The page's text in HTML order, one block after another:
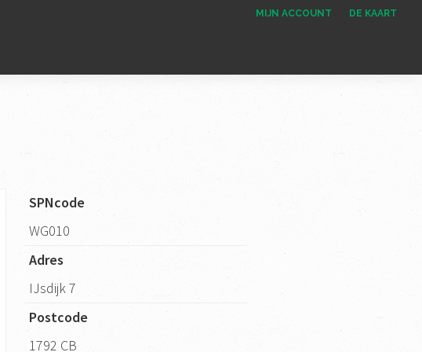
MIJN ACCOUNT DE KAART
SPNcode
WG010
Adres
IJsdijk 7
Postcode
1792 CB